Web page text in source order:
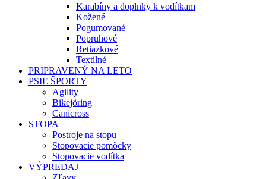
Karabíny a doplnky k vodítkam
Kožené
Pogumované
Popruhové
Retiazkové
Textilné
PRIPRAVENÝ NA LETO
PSIE ŠPORTY
Agility
Bikejöring
Canicross
STOPA
Postroje na stopu
Stopovacie pomôcky
Stopovacie vodítka
VÝPREDAJ